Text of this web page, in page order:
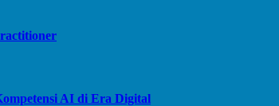
AI di Era Digital